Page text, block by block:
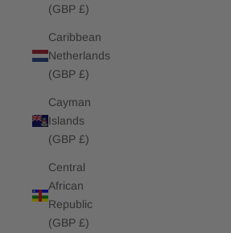
(GBP £)
Caribbean
Netherlands
(GBP £)
Cayman
Islands
(GBP £)
Central
African
Republic
(GBP £)